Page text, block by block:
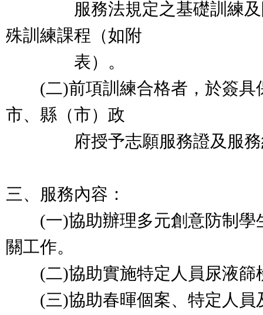
服務法規定之基礎訓練及防
殊訓練課程（如附
表）。
(二)前項訓練合格者，於簽具
市、縣（市）政
府授予志願服務證及服務
三、服務內容：
(一)協助辦理多元創意防制學
關工作。
(二)協助實施特定人員尿液篩
(三)協助春暉個案、特定人員